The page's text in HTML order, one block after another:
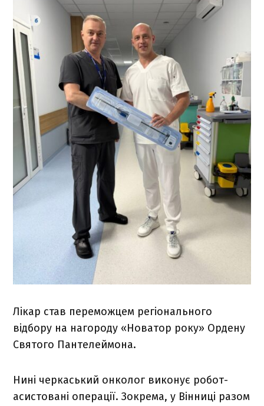
Лікар став переможцем регіонального
відбору на нагороду «Новатор року» Ордену
Святого Пантелеймона.
Нині черкаський онколог виконує робот-
асистовані операції. Зокрема, у Вінниці разом